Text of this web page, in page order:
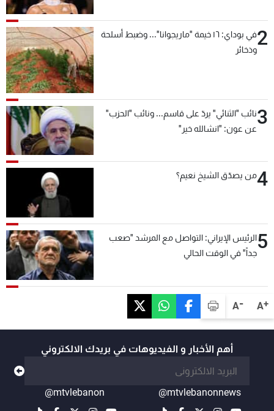
A+
A-
2
في بوداي: ١٦ خيمة "ماريجوانا"... وضبط أسلحة
وذخائر
3نائب "الثنائي" يردّ على قاسم... ونائب "الحزب"
عن عون: "انشالله خير"
4من يصدّق الشيخ نعيم؟
5الرئيس الإيراني: التواصل مع المرشد "صعب
جداً" في الوقت الحالي
أهم الأخبار و الفيديوهات في بريدك الالكتروني
@mtvlebanonnews
@mtvlebanon